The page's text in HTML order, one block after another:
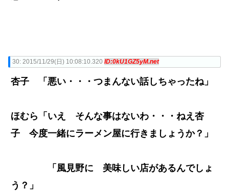
30: 2015/11/29(日) 10:08:10.320 ID:0kU1GZ5yM.net
杏子 「悪い・・・つまんない話しちゃったね」
ほむら「いえ そんな事はないわ・・・ねえ杏
子 今度一緒にラーメン屋に行きましょうか？」
「風見野に 美味しい店があるんでしょ
う？」